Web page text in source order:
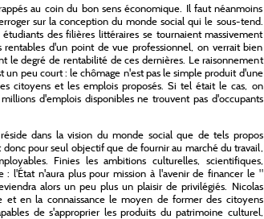
au coin du bon sens économique. Il faut néanmoins
sur la conception du monde social qui le sous-tend.
des filières littéraires se tournaient massivement
rentables d'un point de vue professionnel, on verrait bien
le degré de rentabilité de ces dernières. Le raisonnement
un peu court : le chômage n'est pas le simple produit d'une
citoyens et les emplois proposés. Si tel était le cas, on
d'emplois disponibles ne trouvent pas d'occupants
dans la vision du monde social que de tels propos
pour seul objectif que de fournir au marché du travail,
Finies les ambitions culturelles, scientifiques,
: l'État n'aura plus pour mission à l'avenir de financer le "
alors un peu plus un plaisir de privilégiés. Nicolas
et en la connaissance le moyen de former des citoyens
de s'approprier les produits du patrimoine culturel,